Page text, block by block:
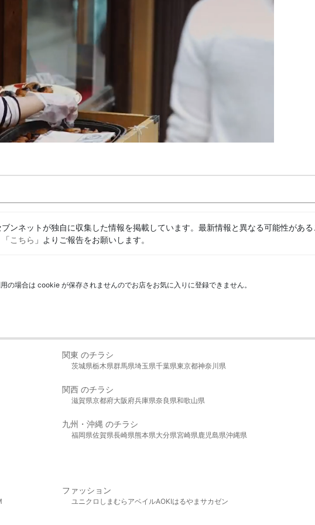
ンネットが独自に収集した情報を掲載しています。最新情報と異なる可能性があ
こちら 」よりご報告をお願いします。
の場合は cookie が保存されませんのでお店をお気に入りに登録できません。
関東 のチラシ
茨城県栃木県群馬県埼玉県千葉県東京都神奈川県
関西 のチラシ
滋賀県京都府大阪府兵庫県奈良県和歌山県
九州・沖縄 のチラシ
福岡県佐賀県長崎県熊本県大分県宮崎県鹿児島県沖縄県
ファッション
ユニクロ しまむら アベイルAOKIはるやま サカゼン